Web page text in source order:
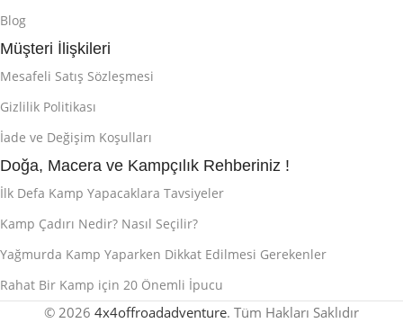
Blog
Müşteri İlişkileri
Mesafeli Satış Sözleşmesi
Gizlilik Politikası
İade ve Değişim Koşulları
Doğa, Macera ve Kampçılık Rehberiniz !
İlk Defa Kamp Yapacaklara Tavsiyeler
Kamp Çadırı Nedir? Nasıl Seçilir?
Yağmurda Kamp Yaparken Dikkat Edilmesi Gerekenler
Rahat Bir Kamp için 20 Önemli İpucu
© 2026 4x4offroadadventure. Tüm Hakları Saklıdır